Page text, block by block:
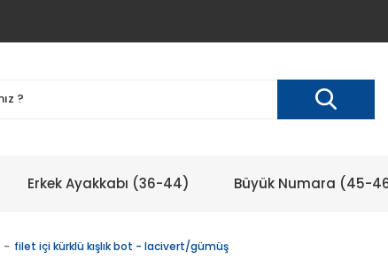
Erkek Ayakkabı (36-44) Büyük Numara (45-
filet içi kürklü kışlık bot - lacivert/gümüş